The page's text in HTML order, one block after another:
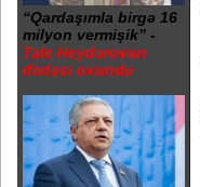
“Qardaşımla birgə 16
milyon vermişik” -
Tale Heydərovun
ifadəsi oxundu